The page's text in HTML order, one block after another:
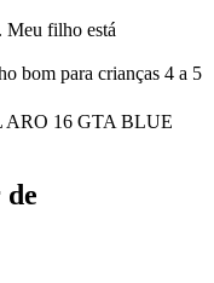
Meu filho está
bom para crianças 4 a 5
16 GTA BLUE
de